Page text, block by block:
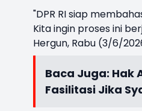
"DPR RI siap
Kita ingin proses ini
Hergun, Rabu (3/6/
Baca Juga: Hak
Fasilitasi Jika